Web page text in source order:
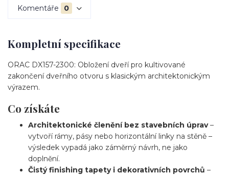
Komentáře 0
Kompletní specifikace
ORAC DX157-2300: Obložení dveří pro kultivované
zakončení dveřního otvoru s klasickým architektonickým
výrazem.
Co získáte
Architektonické členění bez stavebních úprav–
vytvoří rámy, pásy nebo horizontální linky na stěně –
výsledek vypadá jako záměrný návrh, ne jako
doplnění.
Čistý finishing tapety i dekorativních povrchů –